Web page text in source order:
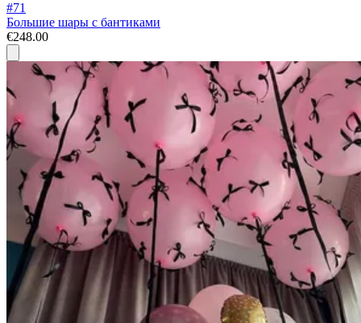
#71
Большие шары с бантиками
€248.00